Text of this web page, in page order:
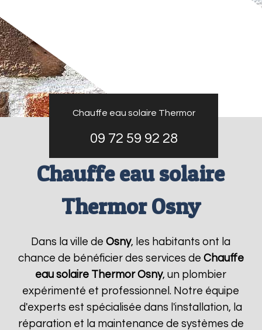
Chauffe eau solaire Thermor
09 72 59 92 28
Chauffe eau solaire
Thermor Osny
Dans la ville deOsny, les habitants ont la
chance de bénéficier des services de Chauffe
eau solaire Thermor Osny, un plombier
expérimenté et professionnel. Notre équipe
d'experts est spécialisée dans l'installation, la
réparation et la maintenance de systèmes de